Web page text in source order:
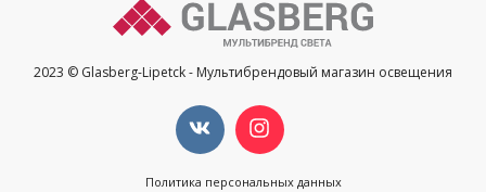
2023 © Glasberg-Lipetck - Мультибрендовый магазин освещения
Политика персональных данных